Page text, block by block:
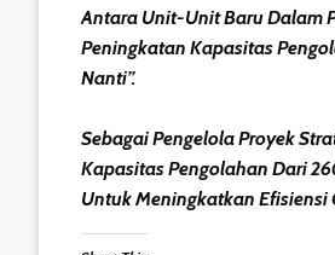
Antara Unit-Unit Baru Dalam
Peningkatan Kapasitas
Nanti”.
Sebagai Pengelola Proyek
Kapasitas Pengolahan Dari
Untuk Meningkatkan Efisiensi